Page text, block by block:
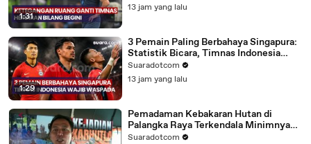
1:31
13 jam yang lalu
1:29
3 Pemain Paling Berbahaya Singapura:
Statistik Bicara, Timnas Indonesia
Wajib Waspada
Suaradotcom
13 jam yang lalu
Pemadaman Kebakaran Hutan di
Palangka Raya Terkendala Minimnya
Sumber Air
Suaradotcom